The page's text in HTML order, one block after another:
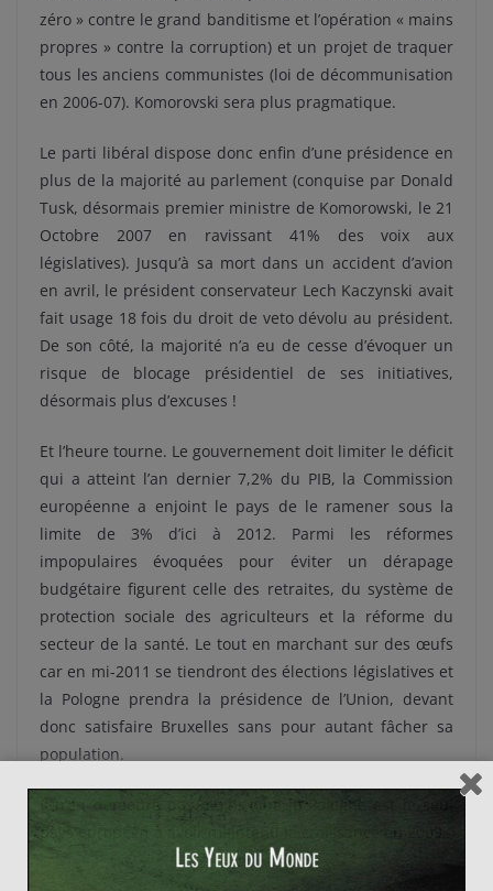
zéro » contre le grand banditisme et l’opération « mains
propres » contre la corruption) et un projet de traquer
tous les anciens communistes (loi de décommunisation
en 2006-07). Komorovski sera plus pragmatique.
Le parti libéral dispose donc enfin d’une présidence en
plus de la majorité au parlement (conquise par Donald
Tusk, désormais premier ministre de Komorowski, le 21
Octobre 2007 en ravissant 41% des voix aux
législatives). Jusqu’à sa mort dans un accident d’avion
en avril, le président conservateur Lech Kaczynski avait
fait usage 18 fois du droit de veto dévolu au président.
De son côté, la majorité n’a eu de cesse d’évoquer un
risque de blocage présidentiel de ses initiatives,
désormais plus d’excuses !
Et l’heure tourne. Le gouvernement doit limiter le déficit
qui a atteint l’an dernier 7,2% du PIB, la Commission
européenne a enjoint le pays de le ramener sous la
limite de 3% d’ici à 2012. Parmi les réformes
impopulaires évoquées pour éviter un dérapage
budgétaire figurent celle des retraites, du système de
protection sociale des agriculteurs et la réforme du
secteur de la santé. Le tout en marchant sur des œufs
car en mi-2011 se tiendront des élections législatives et
la Pologne prendra la présidence de l’Union, devant
donc satisfaire Bruxelles sans pour autant fâcher sa
population.
Il n’en demeure pas moins que la Pologne est le seul
pays européen à avoir maintenu la croissance en 2009.